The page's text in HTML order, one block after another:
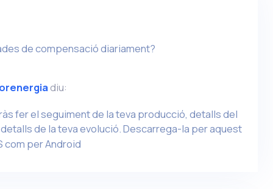
de compensació diariament?
diu:
fer el seguiment de la teva producció, detalls del
de la teva evolució. Descarrega-la per aquest
com per Android